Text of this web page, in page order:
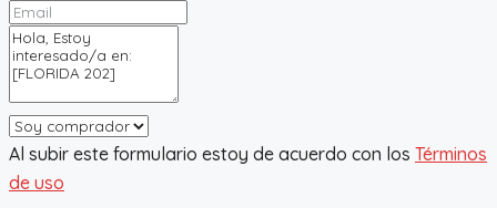
Al subir este formulario estoy de acuerdo con los Términos
de uso